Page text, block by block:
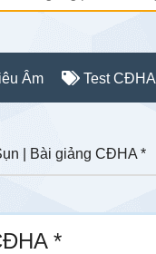
Âm Test CĐHA
| Bài giảng CĐHA *
*